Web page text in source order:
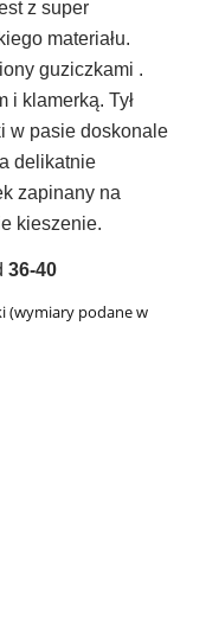
z super
materiału.
guziczkami .
i klamerką. Tył
w pasie doskonale
delikatnie
zapinany na
kieszenie.
36-40
(wymiary podane w